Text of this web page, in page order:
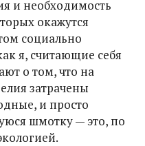
и необходимость
окажутся
социально
я, считающие себя
о том, что на
затрачены
и просто
шмотку — это, по